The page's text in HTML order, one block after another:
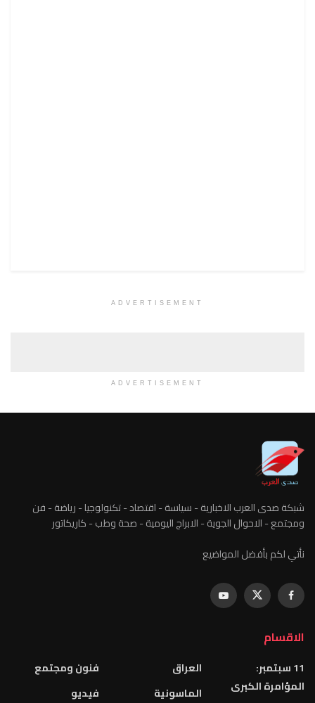
ADVERTISEMENT
ADVERTISEMENT
شبكة صدى العرب الاخبارية - سياسة - اقتصاد - تكنولوجيا - رياضة - فن
ومجتمع - الاحوال الجوية - الابراج اليومية - صحة وطب - كاريكاتور
نأتي لكم بأفضل المواضيع
الاقسام
11 سبتمبر:
المؤامرة الكبرى
العراق
الماسونية
فنون ومجتمع
فيديو